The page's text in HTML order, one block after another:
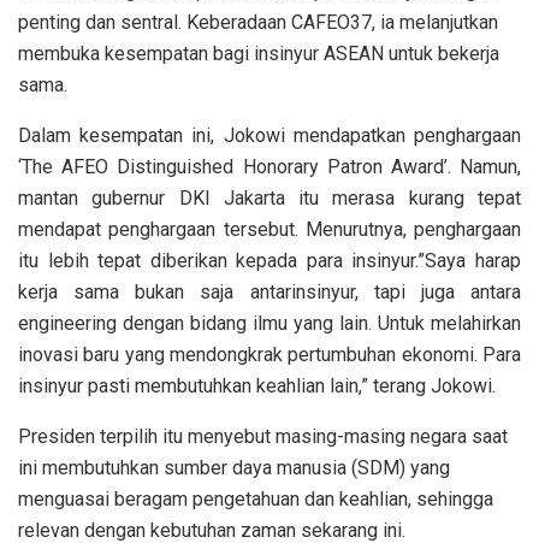
penting dan sentral. Keberadaan CAFEO37, ia melanjutkan
membuka kesempatan bagi insinyur ASEAN untuk bekerja
sama.
Dalam kesempatan ini, Jokowi mendapatkan penghargaan
‘The AFEO Distinguished Honorary Patron Award’. Namun,
mantan gubernur DKI Jakarta itu merasa kurang tepat
mendapat penghargaan tersebut. Menurutnya, penghargaan
itu lebih tepat diberikan kepada para insinyur.”Saya harap
kerja sama bukan saja antarinsinyur, tapi juga antara
engineering dengan bidang ilmu yang lain. Untuk melahirkan
inovasi baru yang mendongkrak pertumbuhan ekonomi. Para
insinyur pasti membutuhkan keahlian lain,” terang Jokowi.
Presiden terpilih itu menyebut masing-masing negara saat
ini membutuhkan sumber daya manusia (SDM) yang
menguasai beragam pengetahuan dan keahlian, sehingga
relevan dengan kebutuhan zaman sekarang ini.